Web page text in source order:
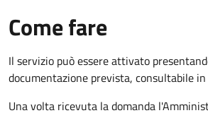
Come fare
Il servizio può essere attivato
documentazione prevista, consultabile in
Una volta ricevuta la domanda